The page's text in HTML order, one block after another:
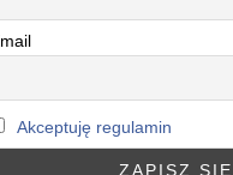
Akceptuję regulamin